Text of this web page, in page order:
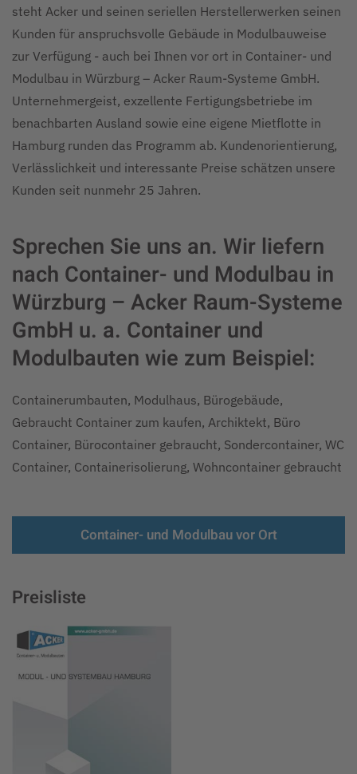
steht Acker und seinen seriellen Herstellerwerken seinen
Kunden für anspruchsvolle Gebäude in Modulbauweise
zur Verfügung - auch bei Ihnen vor ort in Container- und
Modulbau in Würzburg – Acker Raum-Systeme GmbH.
Unternehmergeist, exzellente Fertigungsbetriebe im
benachbarten Ausland sowie eine eigene Mietflotte in
Hamburg runden das Programm ab. Kundenorientierung,
Verlässlichkeit und interessante Preise schätzen unsere
Kunden seit nunmehr 25 Jahren.
Sprechen Sie uns an. Wir liefern
nach Container- und Modulbau in
Würzburg – Acker Raum-Systeme
GmbH u. a. Container und
Modulbauten wie zum Beispiel:
Containerumbauten, Modulhaus, Bürogebäude,
Gebraucht Container zum kaufen, Archiktekt, Büro
Container, Bürocontainer gebraucht, Sondercontainer, WC
Container, Containerisolierung, Wohncontainer gebraucht
Container- und Modulbau vor Ort
Preisliste